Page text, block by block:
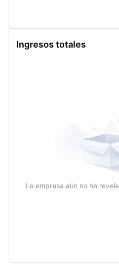
Ingresos totales
La empresa aún no ha